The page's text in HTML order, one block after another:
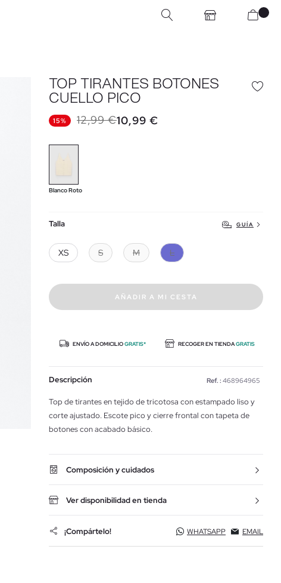
TOP TIRANTES BOTONES
CUELLO PICO
15% 12,99 €10,99 €
Blanco Roto
Talla GUÍA
XS S M L
AÑADIR A MI CESTA
ENVÍO A DOMICILIOGRATIS* RECOGER EN TIENDAGRATIS
Descripción Ref. : 468964965
Top de tirantes en tejido de tricotosa con estampado liso y
corte ajustado. Escote pico y cierre frontal con tapeta de
botones con acabado básico.
Composición y cuidados
Ver disponibilidad en tienda
¡Compártelo! WHATSAPP EMAIL